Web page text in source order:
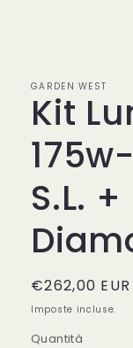
GARDEN WEST
Kit
S.L.
Prezzo
di
€262,00 EUR
Imposte incluse.
Quantità